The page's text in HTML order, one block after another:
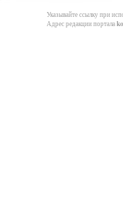
Указывайте ссылку при
Адрес редакции портала